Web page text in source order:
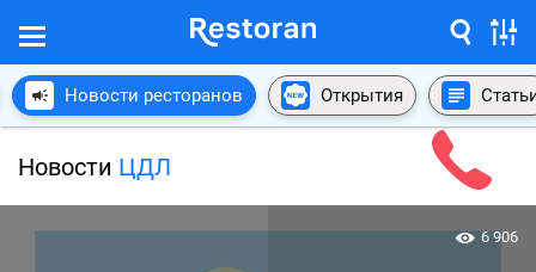
Новости ресторанов Открытия
Новости ЦДЛ
6 906